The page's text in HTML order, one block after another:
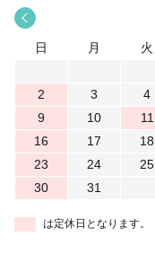
<
日
月 火
2
3 4
9
10 11
16
17 18
23
24 25
30
31
は定休日となります。